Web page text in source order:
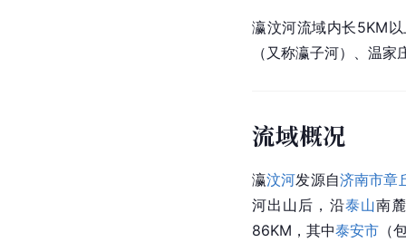
瀛汶河流域内长5KM
（又称瀛子河）、温
流域概况
瀛汶河发源自济南市章
河出山后，沿泰山南
86KM，其中泰安市 （